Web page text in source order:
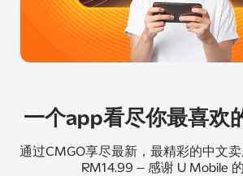
一个app看尽你最喜欢
通过CMGO享尽最新，最精彩的中文
RM14.99 – 感谢 U Mobile 的